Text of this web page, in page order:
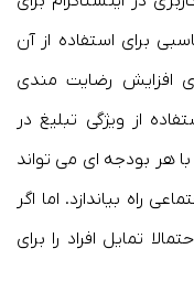
برای استفاده از آن
افزایش رضایت مندی
از ویژگی تبلیغ در
هر بودجه ای می تواند
راه بیاندازد. اما اگر
تمایل افراد را برای